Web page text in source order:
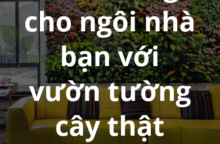
cho ngôi nhà
bạn với
vườn tường
cây thật